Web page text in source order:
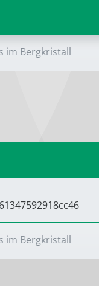
im Bergkristall
im Bergkristall